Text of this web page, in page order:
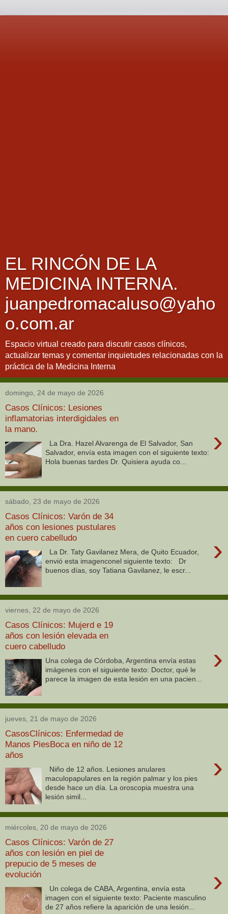
EL RINCÓN DE LA
MEDICINA INTERNA.
juanpedromacaluso@yaho
o.com.ar
Espacio virtual creado para discutir casos clínicos,
actualizar temas y comentar inquietudes relacionadas con la
práctica de la Medicina Interna
domingo, 24 de mayo de 2026
Casos Clínicos: Lesiones
inflamatorias interdigidales en
la mano.
›
La Dra. Hazel Alvarenga de El Salvador, San
Salvador, envía esta imagen con el siguiente texto:
Hola buenas tardes Dr. Quisiera ayuda co...
sábado, 23 de mayo de 2026
Casos Clínicos: Varón de 34
años con lesiones pustulares
en cuero cabelludo
›
La Dr. Taty Gavilanez Mera, de Quito Ecuador,
envió esta imagenconel siguiente texto: Dr
buenos días, soy Tatiana Gavilanez, le escr...
viernes, 22 de mayo de 2026
Casos Clínicos: Mujerd e 19
años con lesión elevada en
cuero cabelludo
›
Una colega de Córdoba, Argentina envía estas
imágenes con el siguiente texto: Doctor, qué le
parece la imagen de esta lesión en una pacien...
jueves, 21 de mayo de 2026
CasosClínicos: Enfermedad de
Manos PiesBoca en niño de 12
años
›
Niño de 12 años. Lesiones anulares
maculopapulares en la región palmar y los pies
desde hace un día. La oroscopia muestra una
lesión simil...
miércoles, 20 de mayo de 2026
Casos Clínicos: Varón de 27
años con lesión en piel de
prepucio de 5 meses de
evolución
›
Un colega de CABA, Argentina, envía esta
imagen con el siguiente texto: Paciente masculino
de 27 años refiere la aparición de una lesión...